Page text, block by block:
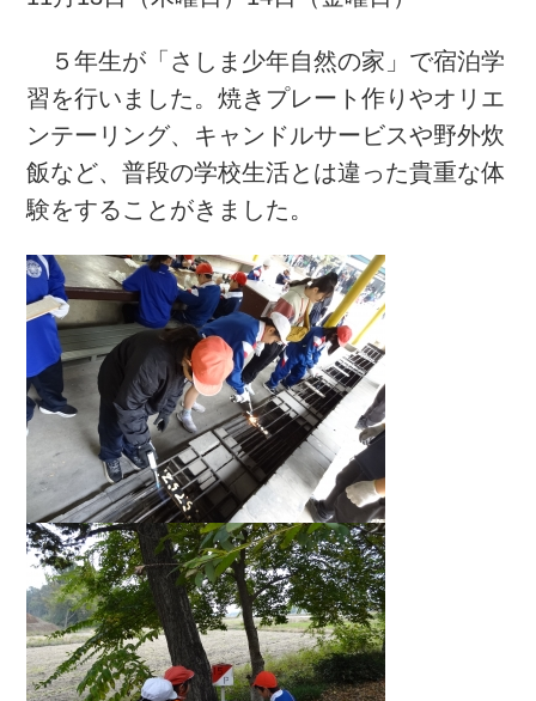
５年生が「さしま少年自然の家」で宿泊学
習を行いました。焼きプレート作りやオリエ
ンテーリング、キャンドルサービスや野外炊
飯など、普段の学校生活とは違った貴重な体
験をすることがきました。